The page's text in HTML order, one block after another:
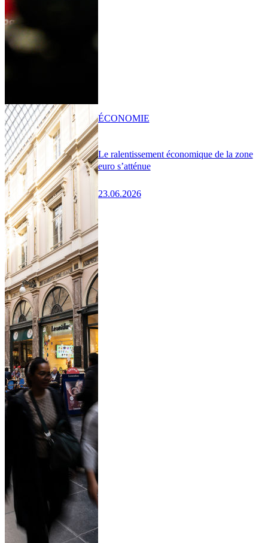
Le ralentissement économique de la zone
euro s’atténue
23.06.2026
ÉCONOMIE